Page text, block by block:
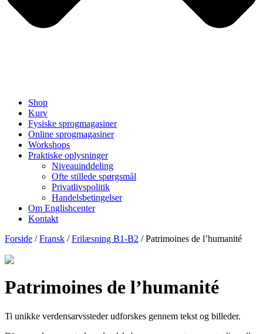
Shop
Kurv
Fysiske sprogmagasiner
Online sprogmagasiner
Workshops
Praktiske oplysninger
Niveauinddeling
Ofte stillede spørgsmål
Privatlivspolitik
Handelsbetingelser
Om Englishcenter
Kontakt
Forside /Fransk /Frilæsning B1-B2 / Patrimoines de l’humanité
Patrimoines de l’humanité
Ti unikke verdensarvssteder udforskes gennem tekst og billeder.